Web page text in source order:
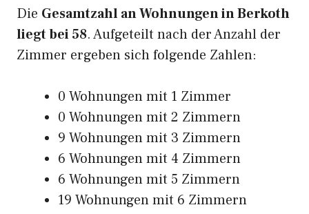
Die Gesamtzahl an Wohnungen in Berkoth
liegt bei 58. Aufgeteilt nach der Anzahl der
Zimmer ergeben sich folgende Zahlen:
0 Wohnungen mit 1 Zimmer
0 Wohnungen mit 2 Zimmern
9 Wohnungen mit 3 Zimmern
6 Wohnungen mit 4 Zimmern
6 Wohnungen mit 5 Zimmern
19 Wohnungen mit 6 Zimmern